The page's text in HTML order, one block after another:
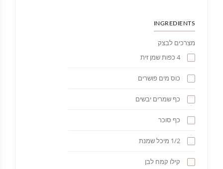
INGREDIENTS
מצרכים לבצק
4 כפות שמן זית
כוס מים פושרים
כף שמרים יבשים
כף סוכר
1/2 מיכל שמנת
קילו קמח לבן